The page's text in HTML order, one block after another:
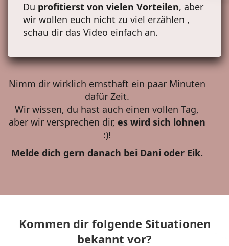
Du profitierst von vielen Vorteilen, aber
wir wollen euch nicht zu viel erzählen ,
schau dir das Video einfach an.
Nimm dir wirklich ernsthaft ein paar Minuten
dafür Zeit.
Wir wissen, du hast auch einen vollen Tag,
aber wir versprechen dir, es wird sich lohnen
:)!
Melde dich gern danach bei Dani oder Eik.
Kommen dir folgende Situationen
bekannt vor?